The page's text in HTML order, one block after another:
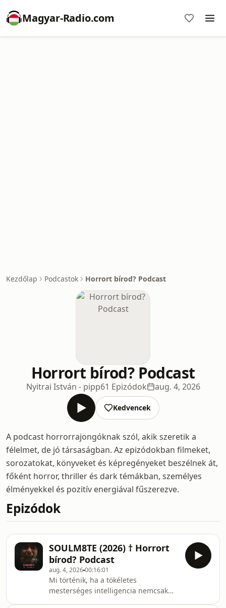
Magyar-Radio.com
Kezdőlap Podcastok Horrort bírod? Podcast
Horrort bírod? Podcast
Nyitrai István - pipp61 Epizódok aug. 4, 2026
Kedvencek
A podcast horrorrajongóknak szól, akik szeretik a
félelmet, de jó társaságban. Az epizódokban filmeket,
sorozatokat, könyveket és képregényeket beszélnek át,
főként horror, thriller és dark témákban, személyes
élményekkel és pozitív energiával fűszerezve.
Epizódok
SOULM8TE (2026) † Horrort
bírod? Podcast
aug. 4, 202600:16:01
Mi történik, ha a tökéletes
mesterséges intelligencia nemcsak